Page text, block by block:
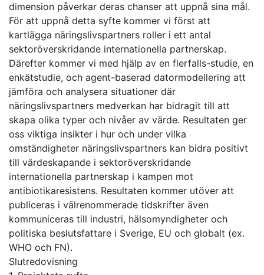
dimension påverkar deras chanser att uppnå sina mål.
För att uppnå detta syfte kommer vi först att
kartlägga näringslivspartners roller i ett antal
sektoröverskridande internationella partnerskap.
Därefter kommer vi med hjälp av en flerfalls-studie, en
enkätstudie, och agent-baserad datormodellering att
jämföra och analysera situationer där
näringslivspartners medverkan har bidragit till att
skapa olika typer och nivåer av värde. Resultaten ger
oss viktiga insikter i hur och under vilka
omständigheter näringslivspartners kan bidra positivt
till värdeskapande i sektoröverskridande
internationella partnerskap i kampen mot
antibiotikaresistens. Resultaten kommer utöver att
publiceras i välrenommerade tidskrifter även
kommuniceras till industri, hälsomyndigheter och
politiska beslutsfattare i Sverige, EU och globalt (ex.
WHO och FN).
Slutredovisning